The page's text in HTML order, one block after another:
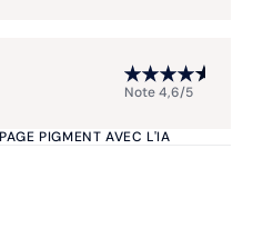
PIGMENT AVEC L'IA
Note 4,6/5